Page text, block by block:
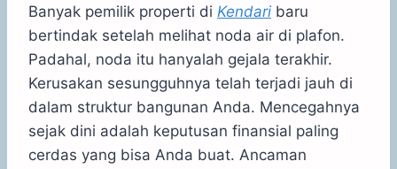
Banyak pemilik properti di Kendari baru
bertindak setelah melihat noda air di plafon.
Padahal, noda itu hanyalah gejala terakhir.
Kerusakan sesungguhnya telah terjadi jauh di
dalam struktur bangunan Anda. Mencegahnya
sejak dini adalah keputusan finansial paling
cerdas yang bisa Anda buat. Ancaman